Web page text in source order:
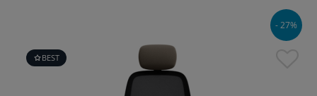
BEST
- 27%